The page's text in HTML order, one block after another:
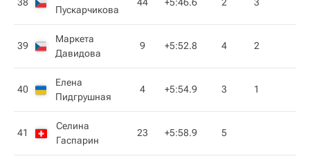
Пускарчикова
39
Маркета
Давидова
9 +5:52.8 4 2
40
Елена
Пидгрушная
4 +5:54.9 3 1
41
Селина
Гаспарин
23 +5:58.9 5